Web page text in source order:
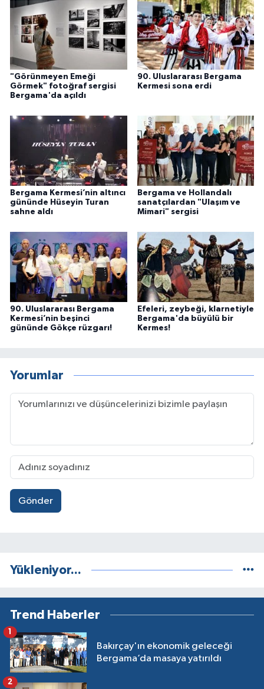
"Görünmeyen Emeği
Görmek" fotoğraf sergisi
Bergama'da açıldı
90. Uluslararası Bergama
Kermesi sona erdi
Bergama Kermesi’nin altıncı
gününde Hüseyin Turan
sahne aldı
Bergama ve Hollandalı
sanatçılardan "Ulaşım ve
Mimari" sergisi
90. Uluslararası Bergama
Kermesi’nin beşinci
gününde Gökçe rüzgarı!
Efeleri, zeybeği, klarnetiyle
Bergama'da büyülü bir
Kermes!
Yorumlar
Gönder
Yükleniyor...
Trend Haberler
Bakırçay'ın ekonomik geleceği
Bergama’da masaya yatırıldı
1
2